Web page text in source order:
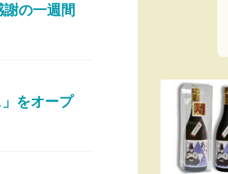
の一週間
をオープ